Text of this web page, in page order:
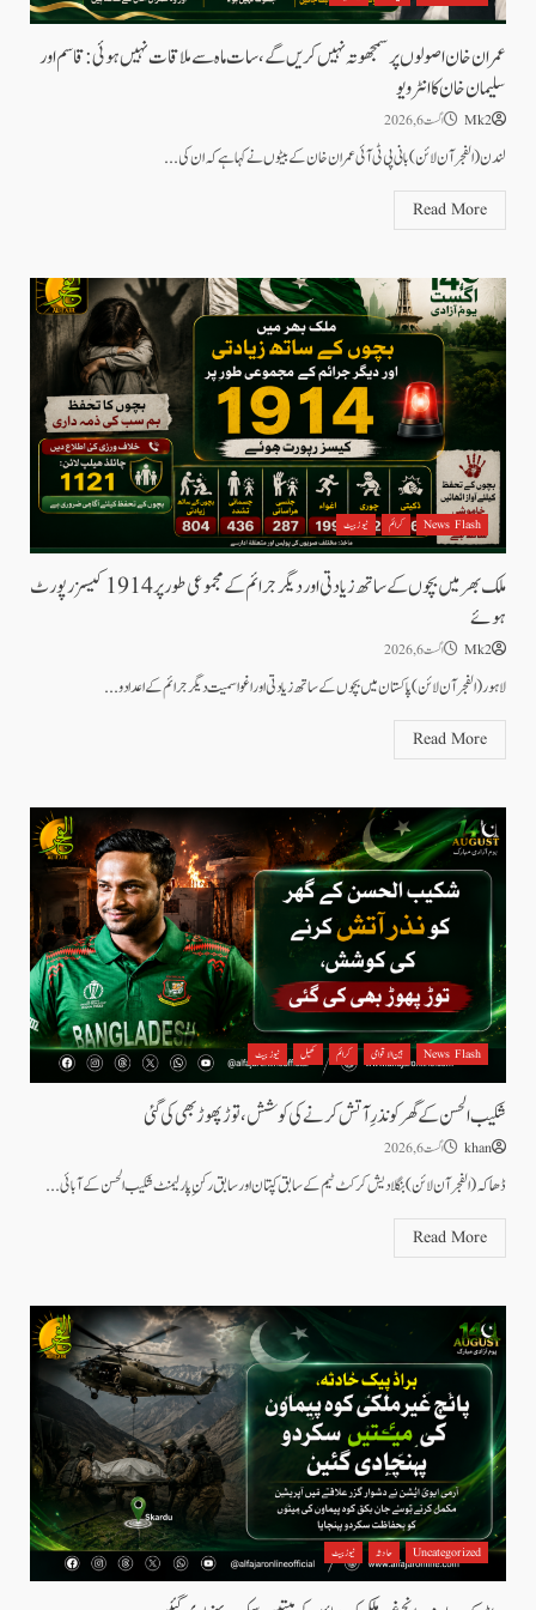
عمران خان اصولوں پر سمجھوتہ نہیں کریں گے، سات ماہ سے ملاقات نہیں ہوئی: قاسم اور
سلیمان خان کا انٹرویو
Mk2 اگست 6, 2026
لندن(الفجر آن لائن) بانی پی ٹی آئی عمران خان کے بیٹوں نے کہا ہے کہ ان کی...
Read More
News Flash کرائم نیوز بیٹ
ملک بھر میں بچوں کے ساتھ زیادتی اور دیگر جرائم کے مجموعی طور پر 1914 کیسز رپورٹ
ہوئے
Mk2 اگست 6, 2026
لاہور (الفجر آن لائن)پاکستان میں بچوں کے ساتھ زیادتی اور اغوا سمیت دیگر جرائم کے اعداد و...
Read More
News Flash بین الاقوامی کرائم کھیل نیوز بیٹ
شکیب الحسن کے گھر کو نذرِ آتش کرنے کی کوشش، توڑ پھوڑ بھی کی گئی
khan اگست 6, 2026
ڈھاکہ (الفجرآن لائن) بنگلادیش کرکٹ ٹیم کے سابق کپتان اور سابق رکنِ پارلیمنٹ شکیب الحسن کے آبائی...
Read More
Uncategorized حادثہ نیوز بیٹ